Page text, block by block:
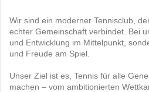
Wir sind ein moderner Tennisclub,
echter Gemeinschaft verbindet. Bei
und Entwicklung im Mittelpunkt,
und Freude am Spiel.
Unser Ziel ist es, Tennis für alle
machen – vom ambitionierten